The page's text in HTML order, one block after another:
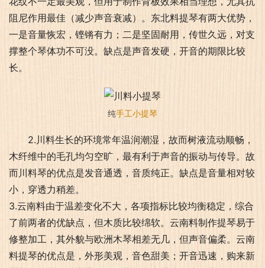
阻尼作用最佳（减少声音衰减）。东北料提琴有两大优势，
一是音量恢宏，铿锵有力；二是坚固耐用，传世久远，对支
撑整个琴体功不可没。缺点是声音发硬，开音的期限比较
长。
纯手工小提琴
2.川料生长的环境常年温润潮湿，故而树液流动顺畅，
木纤维中的毛孔均匀空旷，最有利于声音的振动与传导。故
而川料琴的优点是发音通透，音质纯正。缺点是音量相对较
小，穿透力稍差。
3.云南料由于温差变化不大，各项指标比较均衡稳定，综合
了前两者的优缺点，但木质比较绵软。云南料制作提琴易于
修整加工，其外貌与欧洲木琴相差无几，但声音偏柔。云南
料提琴的优点是，外形美观，音色甜美；开音迅速，购来新